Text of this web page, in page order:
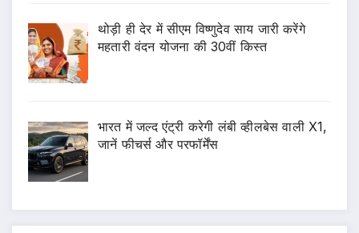
थोड़ी ही देर में सीएम विष्णुदेव साय जारी करेंगे
महतारी वंदन योजना की 30वीं किस्त
भारत में जल्द एंट्री करेगी लंबी व्हीलबेस वाली X1,
जानें फीचर्स और परफॉर्मेंस